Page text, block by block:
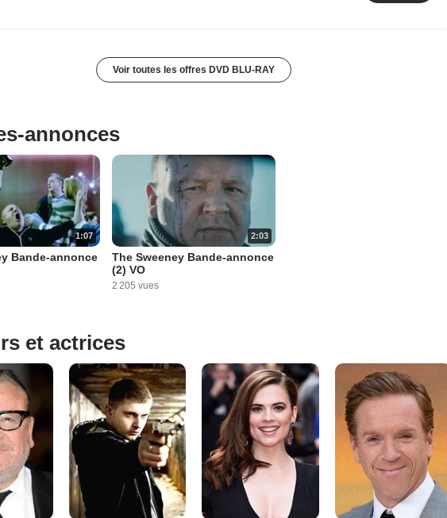
Voir toutes les offres DVD BLU-RAY
annonces
1:07
Bande-annonce
2:03
The Sweeney Bande-annonce
(2) VO
2 205 vues
et actrices